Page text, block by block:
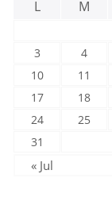
L M
3
4
10
11
17
18
24
25
31
« Jul